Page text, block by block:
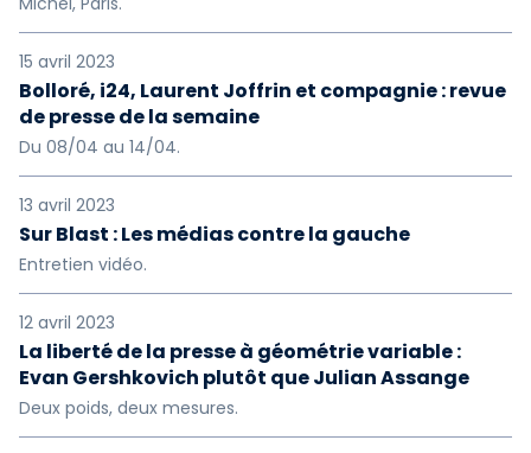
15 avril 2023
Bolloré, i24, Laurent Joffrin et compagnie : revue
de presse de la semaine
Du 08/04 au 14/04.
13 avril 2023
Sur Blast : Les médias contre la gauche
Entretien vidéo.
12 avril 2023
La liberté de la presse à géométrie variable :
Evan Gershkovich plutôt que Julian Assange
Deux poids, deux mesures.